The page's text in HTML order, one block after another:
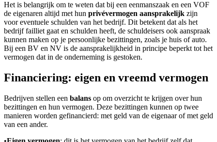
Het is belangrijk om te weten dat bij een eenmanszaak en een VOF
de eigenaren altijd met hun privévermogen aansprakelijk zijn
voor eventuele schulden van het bedrijf. Dit betekent dat als het
bedrijf failliet gaat en schulden heeft, de schuldeisers ook aanspraak
kunnen maken op je persoonlijke bezittingen, zoals je huis of auto.
Bij een BV en NV is de aansprakelijkheid in principe beperkt tot het
vermogen dat in de onderneming is gestoken.
Financiering: eigen en vreemd vermogen
Bedrijven stellen een balans op om overzicht te krijgen over hun
bezittingen en hun vermogen. Deze bezittingen kunnen op twee
manieren worden gefinancierd: met geld van de eigenaar of met geld
van een ander.